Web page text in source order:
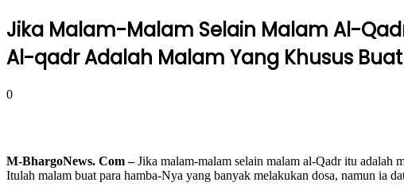
Jika Malam-Malam Selain Malam Al-
Al-qadr Adalah Malam Yang Khusus
0
M-BhargoNews. Com –Jika malam-malam selain malam al-Qadr itu adalah
Itulah malam buat para hamba-Nya yang banyak melakukan dosa, namun ia